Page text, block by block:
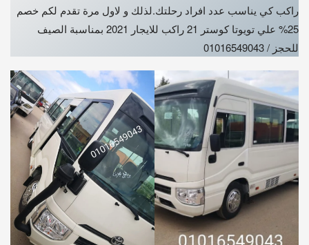
راكب كي يناسب عدد افراد رحلتك.لذلك و لاول مرة تقدم لكم خصم
25% علي تويوتا كوستر 21 راكب للايجار 2021 بمناسبة الصيف
للحجز / 01016549043